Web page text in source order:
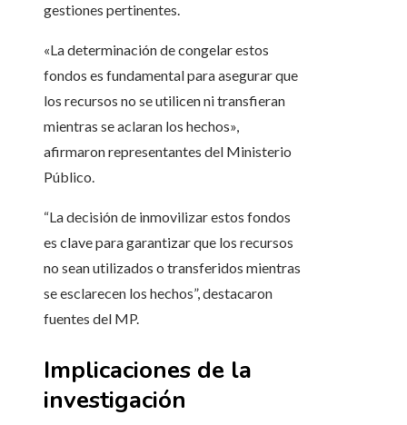
gestiones pertinentes.
«La determinación de congelar estos
fondos es fundamental para asegurar que
los recursos no se utilicen ni transfieran
mientras se aclaran los hechos»,
afirmaron representantes del Ministerio
Público.
“La decisión de inmovilizar estos fondos
es clave para garantizar que los recursos
no sean utilizados o transferidos mientras
se esclarecen los hechos”, destacaron
fuentes del MP.
Implicaciones de la
investigación